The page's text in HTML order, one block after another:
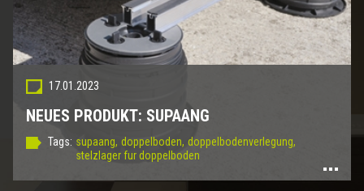
17.01.2023
NEUES PRODUKT: SUPAANG
Tags: supaang, doppelboden, doppelbodenverlegung,
stelzlager fur doppelboden